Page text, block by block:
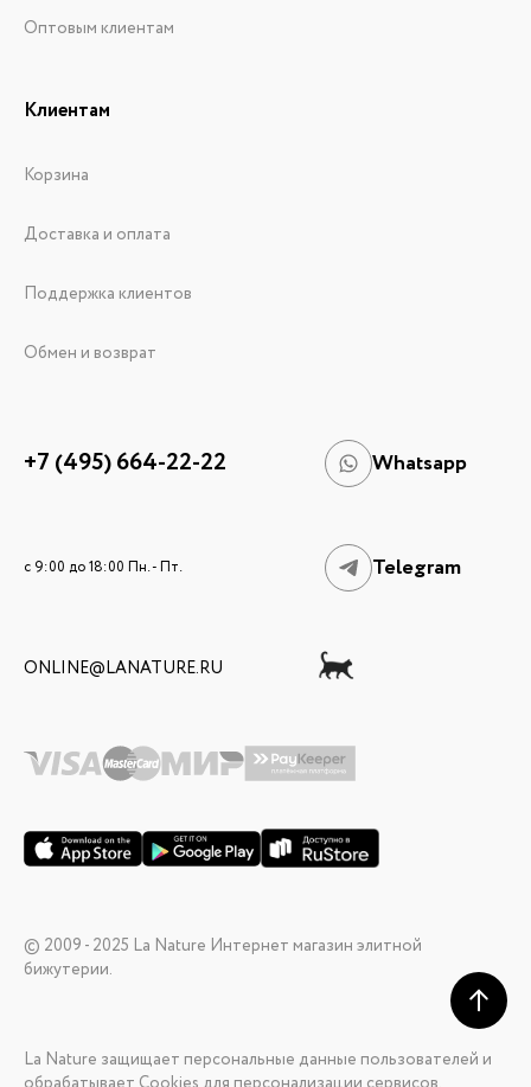
Оптовым клиентам
Клиентам
Корзина
Доставка и оплата
Поддержка клиентов
Обмен и возврат
+7 (495) 664-22-22 Whatsapp
c 9:00 до 18:00 Пн. - Пт. Telegram
ONLINE@LANATURE.RU
© 2009 - 2025 La Nature Интернет магазин элитной
бижутерии.
La Nature защищает персональные данные пользователей и